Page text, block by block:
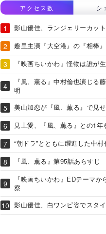
アクセス数 シ
影山優佳、ランジェリーカッ
趣里主演『大空港』の『相棒
『映画ちいかわ』怪物は誰が
『風、薫る』中村倫也演じる
明
美山加恋が『風、薫る』で見
見上愛、『風、薫る』との1年
“朝ドラ”とともに躍進した中村
『風、薫る』第95話あらすじ
『映画ちいかわ』EDテーマか
察
影山優佳、白ワンピ姿でスタ